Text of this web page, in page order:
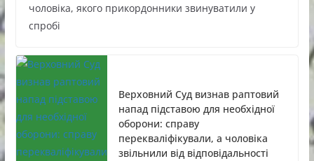
чоловіка, якого прикордонники звинуватили у
спробі
Верховний Суд визнав раптовий
напад підставою для необхідної
оборони: справу
перекваліфікували, а чоловіка
звільнили від відповідальності